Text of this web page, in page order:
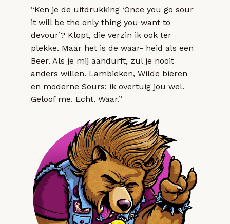
“Ken je de uitdrukking ‘Once you go sour
it will be the only thing you want to
devour’? Klopt, die verzin ik ook ter
plekke. Maar het is de waar- heid als een
Beer. Als je mij aandurft, zul je nooit
anders willen. Lambieken, Wilde bieren
en moderne Sours; ik overtuig jou wel.
Geloof me. Echt. Waar.”